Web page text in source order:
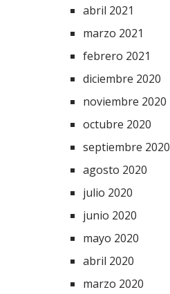
abril 2021
marzo 2021
febrero 2021
diciembre 2020
noviembre 2020
octubre 2020
septiembre 2020
agosto 2020
julio 2020
junio 2020
mayo 2020
abril 2020
marzo 2020